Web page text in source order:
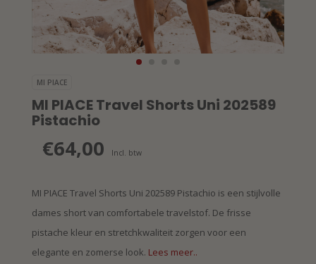
MI PIACE
MI PIACE Travel Shorts Uni 202589
Pistachio
€64,00 Incl. btw
MI PIACE Travel Shorts Uni 202589 Pistachio is een stijlvolle
dames short van comfortabele travelstof. De frisse
pistache kleur en stretchkwaliteit zorgen voor een
elegante en zomerse look. Lees meer..